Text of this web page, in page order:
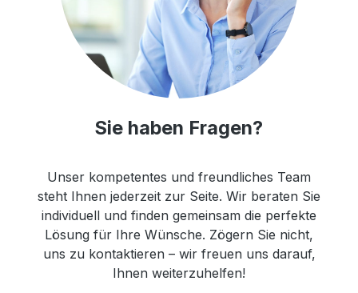
Sie haben Fragen?
Unser kompetentes und freundliches Team
steht Ihnen jederzeit zur Seite. Wir beraten Sie
individuell und finden gemeinsam die perfekte
Lösung für Ihre Wünsche. Zögern Sie nicht,
uns zu kontaktieren – wir freuen uns darauf,
Ihnen weiterzuhelfen!